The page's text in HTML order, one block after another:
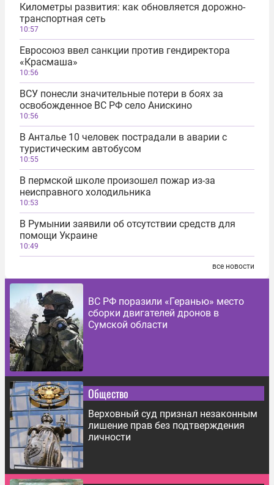
Километры развития: как обновляется дорожно-
транспортная сеть
10:57
Евросоюз ввел санкции против гендиректора
«Красмаша»
10:56
ВСУ понесли значительные потери в боях за
освобожденное ВС РФ село Анискино
10:56
В Анталье 10 человек пострадали в аварии с
туристическим автобусом
10:55
В пермской школе произошел пожар из-за
неисправного холодильника
10:53
В Румынии заявили об отсутствии средств для
помощи Украине
10:49
все новости
ВС РФ поразили «Геранью» место
сборки двигателей дронов в
Сумской области
Общество
Верховный суд признал незаконным
лишение прав без подтверждения
личности